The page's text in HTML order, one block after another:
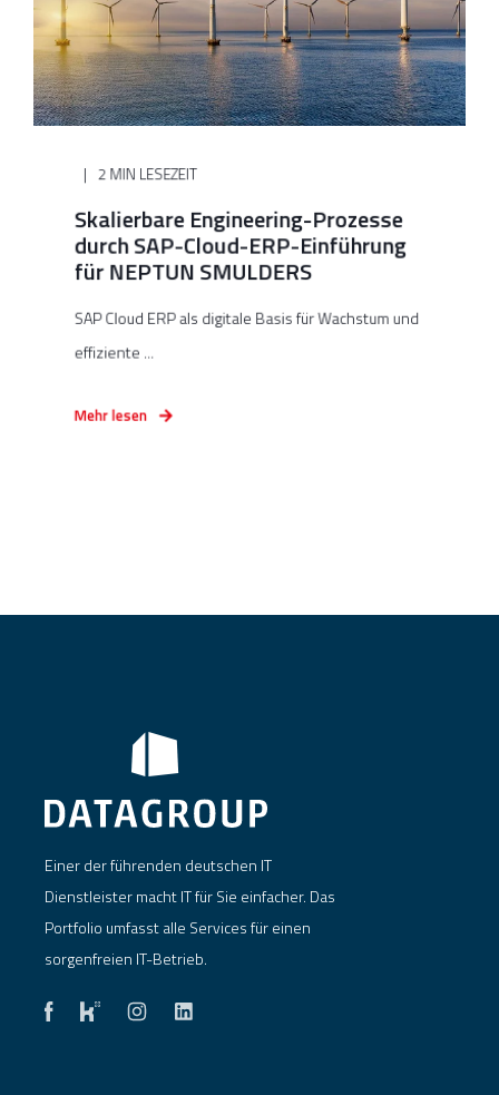
2 MIN LESEZEIT
Skalierbare Engineering-Prozesse
durch SAP-Cloud-ERP-Einführung
für NEPTUN SMULDERS
SAP Cloud ERP als digitale Basis für Wachstum und
effiziente ...
Mehr lesen
Einer der führenden deutschen IT
Dienstleister macht IT für Sie einfacher. Das
Portfolio umfasst alle Services für einen
sorgenfreien IT-Betrieb.